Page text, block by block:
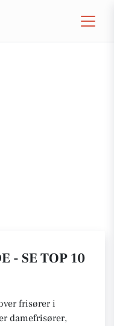
- SE TOP 10
frisører i
damefrisører,